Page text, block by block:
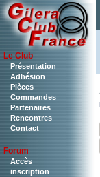
Le Club
Présentation
Adhésion
Pièces
Commandes
Partenaires
Rencontres
Contact
Forum
Accès
inscription